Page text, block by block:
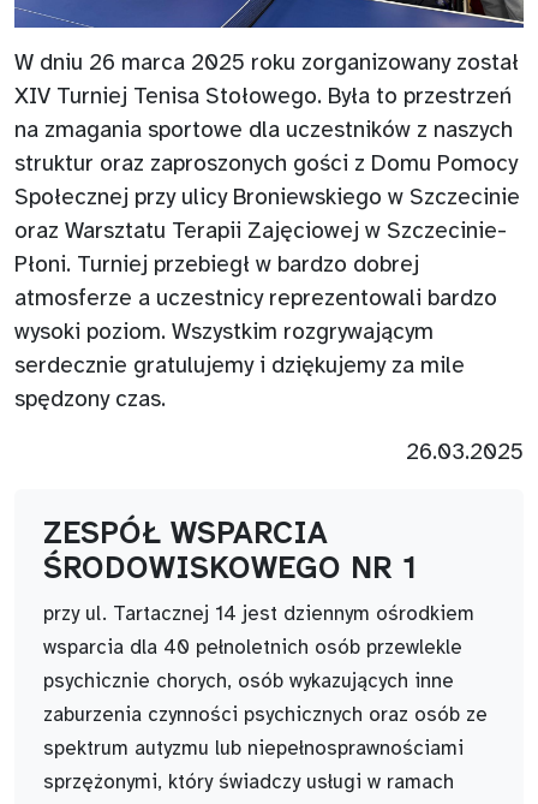
W dniu 26 marca 2025 roku zorganizowany został
XIV Turniej Tenisa Stołowego. Była to przestrzeń
na zmagania sportowe dla uczestników z naszych
struktur oraz zaproszonych gości z Domu Pomocy
Społecznej przy ulicy Broniewskiego w Szczecinie
oraz Warsztatu Terapii Zajęciowej w Szczecinie-
Płoni. Turniej przebiegł w bardzo dobrej
atmosferze a uczestnicy reprezentowali bardzo
wysoki poziom. Wszystkim rozgrywającym
serdecznie gratulujemy i dziękujemy za mile
spędzony czas.
26.03.2025
ZESPÓŁ WSPARCIA
ŚRODOWISKOWEGO NR 1
przy ul. Tartacznej 14 jest dziennym ośrodkiem
wsparcia dla 40 pełnoletnich osób przewlekle
psychicznie chorych, osób wykazujących inne
zaburzenia czynności psychicznych oraz osób ze
spektrum autyzmu lub niepełnosprawnościami
sprzężonymi, który świadczy usługi w ramach